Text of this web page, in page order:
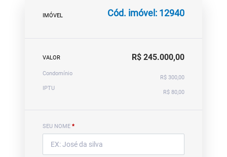
IMÓVEL Cód. imóvel: 12940
VALOR R$ 245.000,00
Condomínio
R$ 300,00
IPTU
R$ 80,00
SEU NOME *